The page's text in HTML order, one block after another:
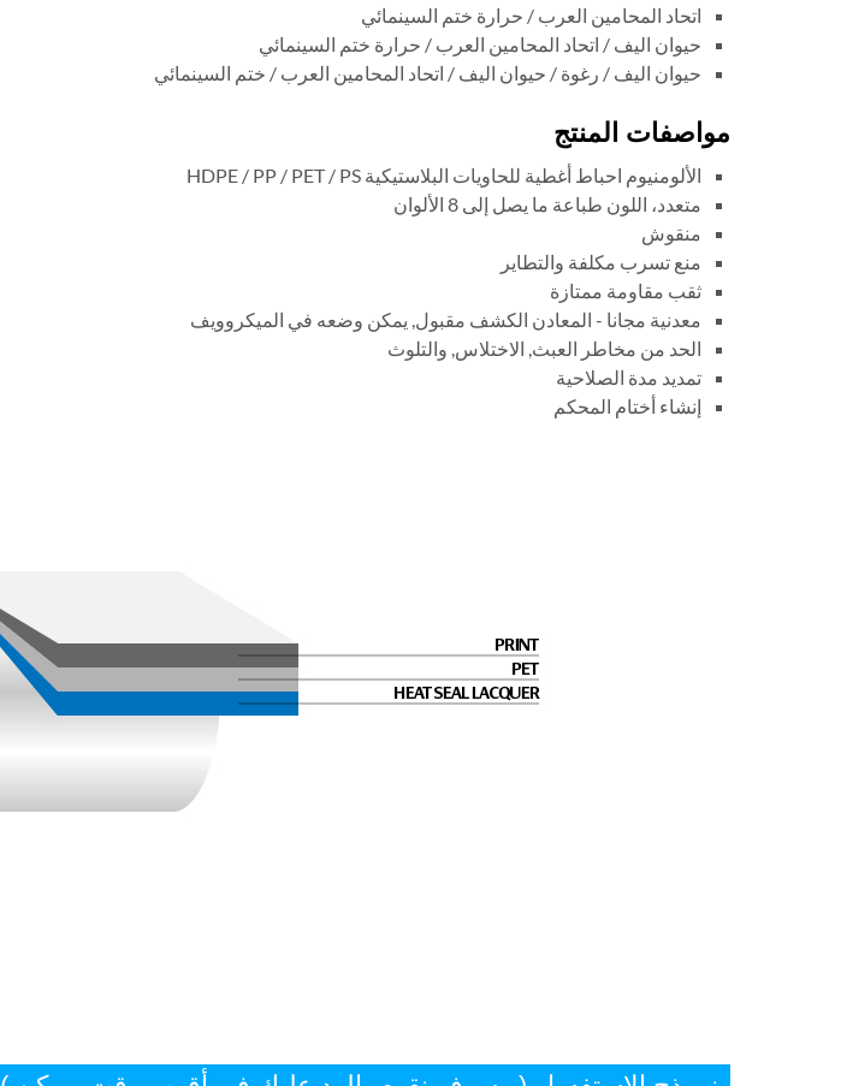
اتحاد المحامين العرب / حرارة ختم السينمائي
حيوان اليف / اتحاد المحامين العرب / حرارة ختم السينمائي
حيوان اليف / رغوة / حيوان اليف / اتحاد المحامين العرب / ختم السينمائي
مواصفات المنتج
الألومنيوم احباط أغطية للحاويات البلاستيكية HDPE / PP / PET / PS
متعدد، اللون طباعة ما يصل إلى 8 الألوان
منقوش
منع تسرب مكلفة والتطاير
ثقب مقاومة ممتازة
معدنية مجانا - المعادن الكشف مقبول, يمكن وضعه في الميكروويف
الحد من مخاطر العبث, الاختلاس, والتلوث
تمديد مدة الصلاحية
إنشاء أختام المحكم